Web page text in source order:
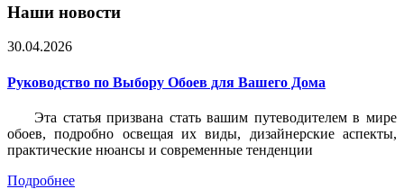
Наши новости
30.04.2026
Руководство по Выбору Обоев для Вашего Дома
Эта статья призвана стать вашим путеводителем в мире
обоев, подробно освещая их виды, дизайнерские аспекты,
практические нюансы и современные тенденции
Подробнее